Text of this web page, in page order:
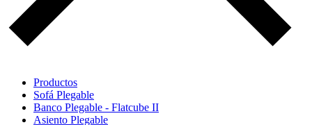
Productos
Sofá Plegable
Banco Plegable - Flatcube II
Asiento Plegable